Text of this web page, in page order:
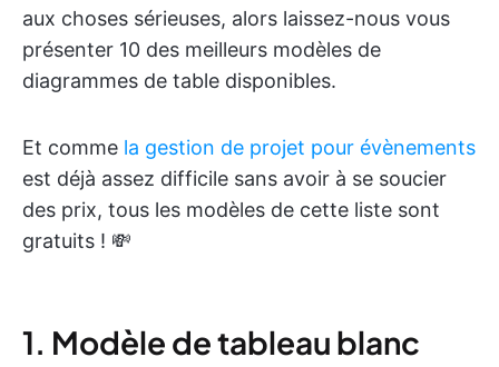
aux choses sérieuses, alors laissez-nous vous
présenter 10 des meilleurs modèles de
diagrammes de table disponibles.
Et comme la gestion de projet pour évènements
est déjà assez difficile sans avoir à se soucier
des prix, tous les modèles de cette liste sont
gratuits ! 💸
1. Modèle de tableau blanc